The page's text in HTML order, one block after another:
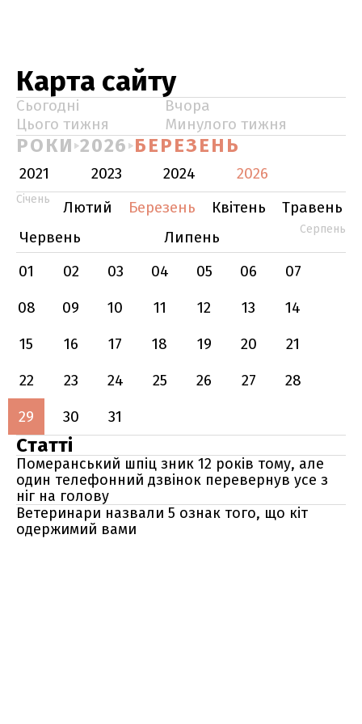
Карта сайту
Сьогодні
Вчора
Цього тижня
Минулого тижня
РОКИ 2026 БЕРЕЗЕНЬ
2021 2023 2024 2026
Січень Лютий Березень Квітень
Травень
Червень
Липень Серпень
01 02 03 04 05 06
07
08
09 10 11 12 13
14
15
16 17 18 19 20
21
22
23 24 25 26 27
28
29
30 31
Статті
Померанський шпіц зник 12 років тому, але
один телефонний дзвінок перевернув усе з
ніг на голову
Ветеринари назвали 5 ознак того, що кіт
одержимий вами